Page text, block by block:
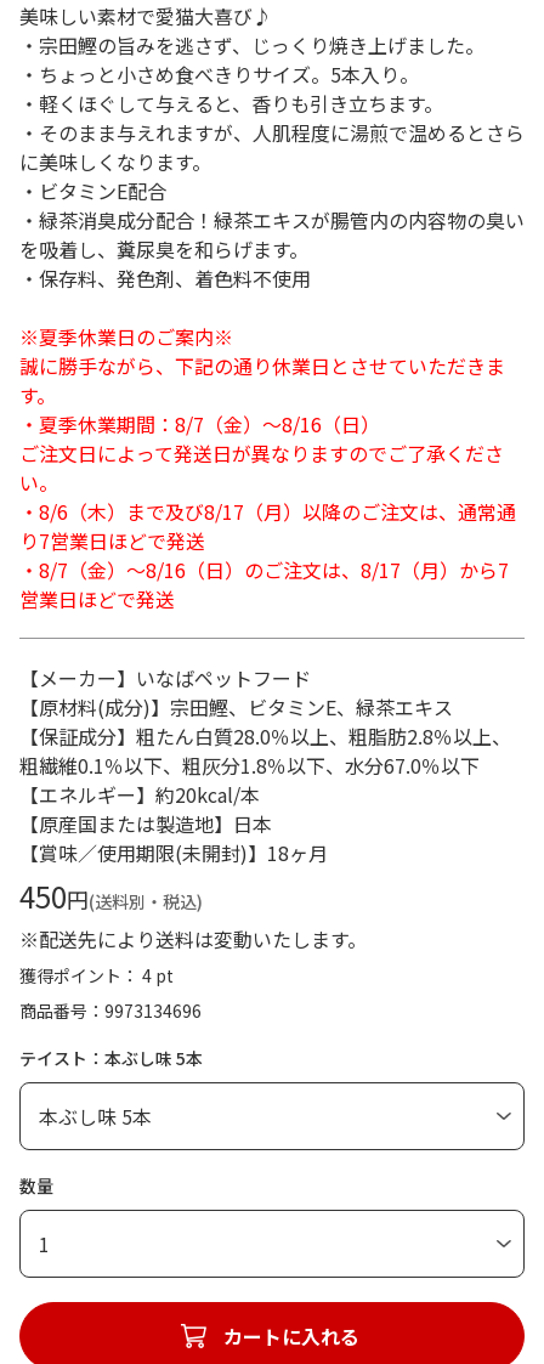
美味しい素材で愛猫大喜び♪
・宗田鰹の旨みを逃さず、じっくり焼き上げました。
・ちょっと小さめ食べきりサイズ。5本入り。
・軽くほぐして与えると、香りも引き立ちます。
・そのまま与えれますが、人肌程度に湯煎で温めるとさら
に美味しくなります。
・ビタミンE配合
・緑茶消臭成分配合！緑茶エキスが腸管内の内容物の臭い
を吸着し、糞尿臭を和らげます。
・保存料、発色剤、着色料不使用
※夏季休業日のご案内※
誠に勝手ながら、下記の通り休業日とさせていただきま
す。
・夏季休業期間：8/7（金）～8/16（日）
ご注文日によって発送日が異なりますのでご了承くださ
い。
・8/6（木）まで及び8/17（月）以降のご注文は、通常通
り7営業日ほどで発送
・8/7（金）～8/16（日）のご注文は、8/17（月）から7
営業日ほどで発送
【メーカー】いなばペットフード
【原材料(成分)】宗田鰹、ビタミンE、緑茶エキス
【保証成分】粗たん白質28.0％以上、粗脂肪2.8％以上、
粗繊維0.1％以下、粗灰分1.8％以下、水分67.0％以下
【エネルギー】約20kcal/本
【原産国または製造地】日本
【賞味／使用期限(未開封)】18ヶ月
450円(送料別・税込)
※配送先により送料は変動いたします。
獲得ポイント： 4 pt
商品番号
9973134696
テイスト：本ぶし味 5本
数量
1
カートに入れる